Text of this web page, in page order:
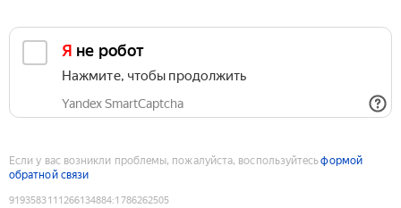
Я не робот
Нажмите, чтобы продолжить
Yandex SmartCaptcha
Если у вас возникли проблемы, пожалуйста, воспользуйтесьформой
обратной связи
9193583111266134884:1786262505